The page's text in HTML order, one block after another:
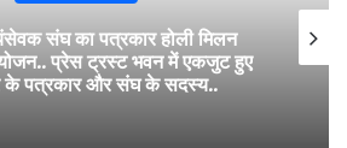
संघ का पत्रकार होली मिलन
प्रेस ट्रस्ट भवन में एकजुट हुए
के पत्रकार और संघ के सदस्य..